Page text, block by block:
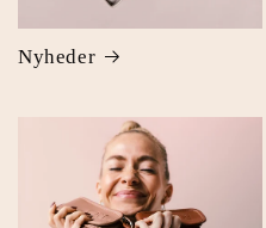
Nyheder